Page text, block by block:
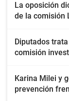
La oposición
de la comisión
Diputados
comisión
Karina Milei y
prevención